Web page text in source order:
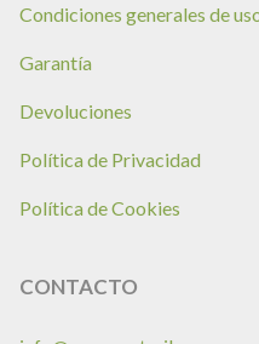
Condiciones generales de
Garantía
Devoluciones
Política de Privacidad
Política de Cookies
CONTACTO